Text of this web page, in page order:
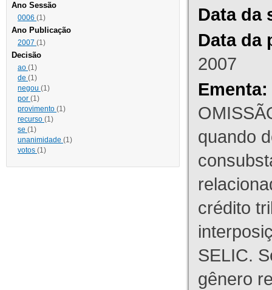
Ano Sessão
0006 (1)
Ano Publicação
2007 (1)
Decisão
ao (1)
de (1)
negou (1)
por (1)
provimento (1)
recurso (1)
se (1)
unanimidade (1)
votos (1)
Data da
Data da
2007
Ementa:
quando
crédito
SELIC.
gênero